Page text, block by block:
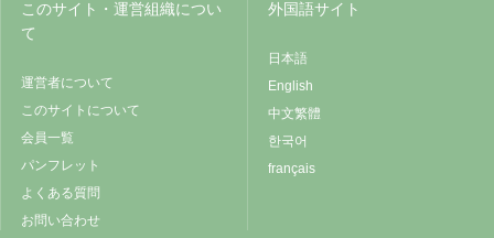
このサイト・運営組織につい
て
運営者について
このサイトについて
会員一覧
パンフレット
よくある質問
お問い合わせ
外国語サイト
日本語
English
中文繁體
한국어
français